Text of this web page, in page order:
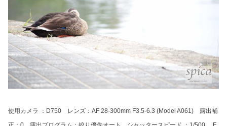
使用カメラ ：D750 レンズ：AF 28-300mm F3.5-6.3 (Model A061) 露出補